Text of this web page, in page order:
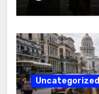
Uncategorized